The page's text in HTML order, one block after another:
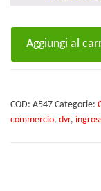
personalizzazione
Aggiungi al
COD: A547 Categorie:
commercio, dvr,